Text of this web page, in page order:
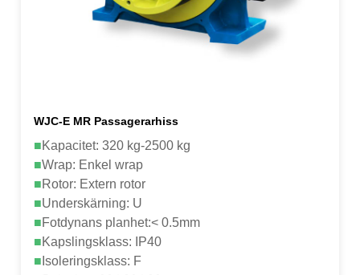
WJC-E MR Passagerarhiss
■Kapacitet: 320 kg-2500 kg
■Wrap: Enkel wrap
■Rotor: Extern rotor
■Underskärning: U
■Fotdynans planhet:< 0.5mm
■Kapslingsklass: IP40
■ Isoleringsklass: F